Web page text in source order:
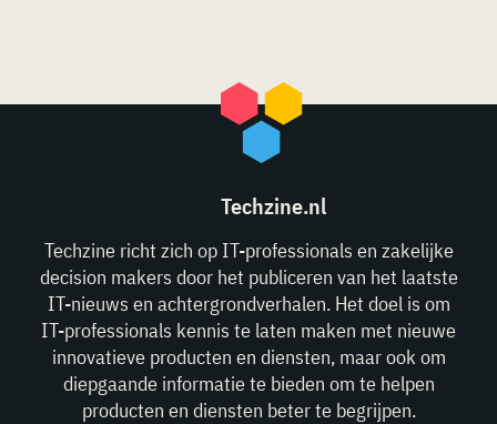
Techzine.nl
Techzine richt zich op IT-professionals en zakelijke
decision makers door het publiceren van het laatste
IT-nieuws en achtergrondverhalen. Het doel is om
IT-professionals kennis te laten maken met nieuwe
innovatieve producten en diensten, maar ook om
diepgaande informatie te bieden om te helpen
producten en diensten beter te begrijpen.